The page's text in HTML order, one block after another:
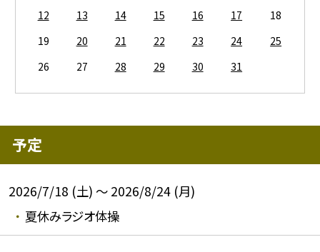
12
13 14 15 16 17
18
19
20 21 22 23 24
25
26
27 28 29 30 31
予定
2026/7/18 (土) ～ 2026/8/24 (月)
夏休みラジオ体操